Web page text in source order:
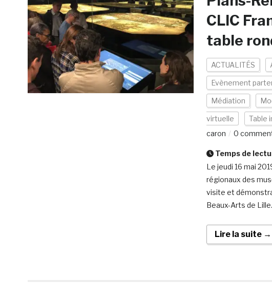
CLIC
table
ACTUALITÉS
Evènement
Médiation
virtuelle Table
caron
0
Temps de
Le jeudi 16 mai
régionaux des
visite et
Beaux-Arts de
Lire la suite →